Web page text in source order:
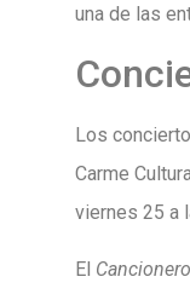
una de las
Los
Carme
viernes 25 a
El